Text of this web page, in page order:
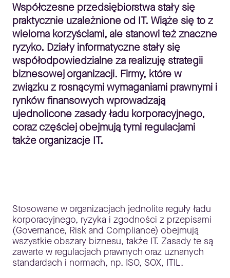
Współczesne przedsiębiorstwa stały się
praktycznie uzależnione od IT. Wiąże się to z
wieloma korzyściami, ale stanowi też znaczne
ryzyko. Działy informatyczne stały się
współodpowiedzialne za realizuję strategii
biznesowej organizacji. Firmy, które w
związku z rosnącymi wymaganiami prawnymi i
rynków finansowych wprowadzają
ujednolicone zasady ładu korporacyjnego,
coraz częściej obejmują tymi regulacjami
także organizacje IT.
Stosowane w organizacjach jednolite reguły ładu
korporacyjnego, ryzyka i zgodności z przepisami
(Governance, Risk and Compliance) obejmują
wszystkie obszary biznesu, także IT. Zasady te są
zawarte w regulacjach prawnych oraz uznanych
standardach i normach, np. ISO, SOX, ITIL.